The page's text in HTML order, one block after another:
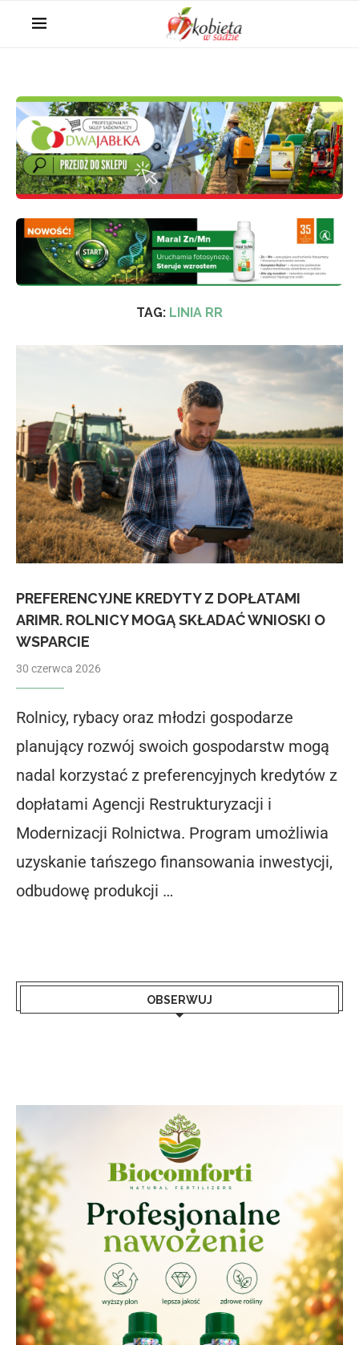
TAG: LINIA RR
PREFERENCYJNE KREDYTY Z DOPŁATAMI
ARIMR. ROLNICY MOGĄ SKŁADAĆ WNIOSKI O
WSPARCIE
30 czerwca 2026
Rolnicy, rybacy oraz młodzi gospodarze
planujący rozwój swoich gospodarstw mogą
nadal korzystać z preferencyjnych kredytów z
dopłatami Agencji Restrukturyzacji i
Modernizacji Rolnictwa. Program umożliwia
uzyskanie tańszego finansowania inwestycji,
odbudowę produkcji …
OBSERWUJ